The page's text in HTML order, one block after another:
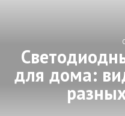
для дома: